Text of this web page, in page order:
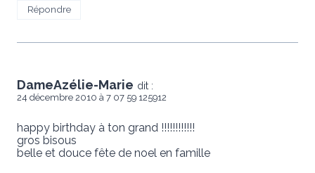
Répondre
DameAzélie-Marie dit :
24 décembre 2010 à 7 07 59 125912
happy birthday à ton grand !!!!!!!!!!!!
gros bisous
belle et douce fête de noel en famille